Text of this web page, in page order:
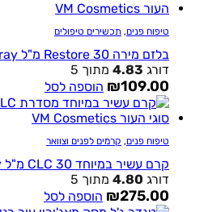
טיפוח פנים, תכשירים טיפולים
בלזם מירה Restore 30 מ"ל Magiray מאג'יריי
4.83מתוך 5
₪109.00 הוספה לסל
טיפוח פנים, קרמים לפנים וצוואר
קרם עשיר במיוחד CLC 30 מ"ל Magiray מאג'יריי
4.80מתוך 5
₪275.00 הוספה לסל